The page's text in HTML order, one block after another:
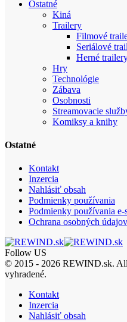
Ostatné
Kiná
Trailery
Filmové
Seriálové
Herné
Hry
Technológie
Zábava
Osobnosti
Streamovacie
Komiksy a knihy
Ostatné
Kontakt
Inzercia
Nahlásiť obsah
Podmienky používania
Podmienky používania e-
Ochrana osobných údajov
Follow US
© 2015 - 2026 REWIND.sk.
vyhradené.
Kontakt
Inzercia
Nahlásiť obsah